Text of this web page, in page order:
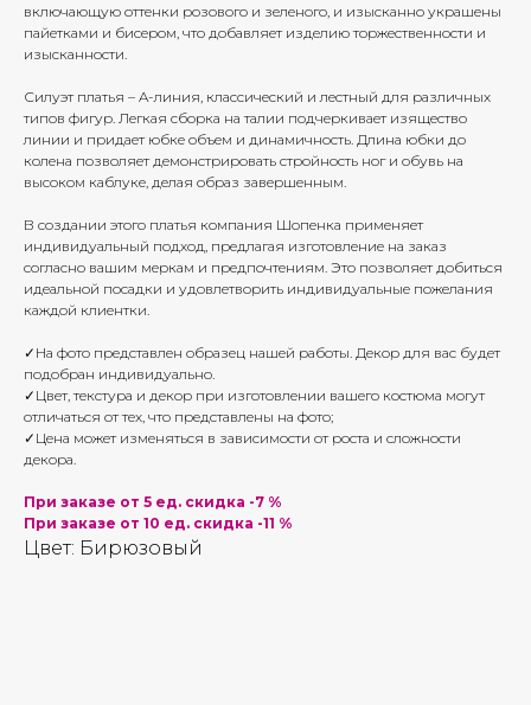
включающую оттенки розового и зеленого, и изысканно украшены
пайетками и бисером, что добавляет изделию торжественности и
изысканности.
Силуэт платья – A-линия, классический и лестный для различных
типов фигур. Легкая сборка на талии подчеркивает изящество
линии и придает юбке объем и динамичность. Длина юбки до
колена позволяет демонстрировать стройность ног и обувь на
высоком каблуке, делая образ завершенным.
В создании этого платья компания Шопенка применяет
индивидуальный подход, предлагая изготовление на заказ
согласно вашим меркам и предпочтениям. Это позволяет добиться
идеальной посадки и удовлетворить индивидуальные пожелания
каждой клиентки.
✓На фото представлен образец нашей работы. Декор для вас будет
подобран индивидуально.
✓Цвет, текстура и декор при изготовлении вашего костюма могут
отличаться от тех, что представлены на фото;
✓Цена может изменяться в зависимости от роста и сложности
декора.
При заказе от 5 ед. скидка -7 %
При заказе от 10 ед. скидка -11 %
Цвет: Бирюзовый